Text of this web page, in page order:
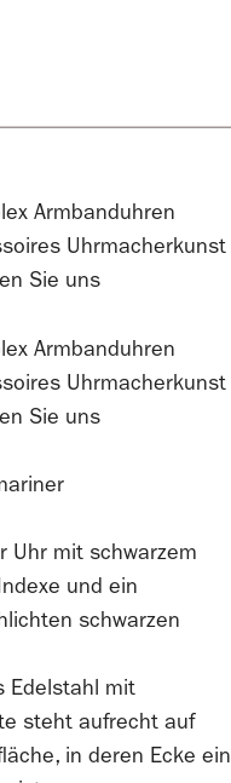
Armbanduhren
Uhrmacherkunst
Sie uns
Armbanduhren
Uhrmacherkunst
Sie uns